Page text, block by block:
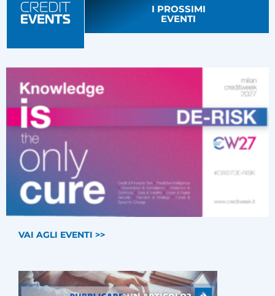
I PROSSIMI
EVENTI
VAI AGLI EVENTI >>